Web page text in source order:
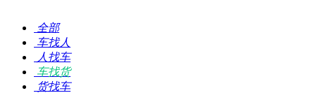
全部
车找人
人找车
车找货
货找车